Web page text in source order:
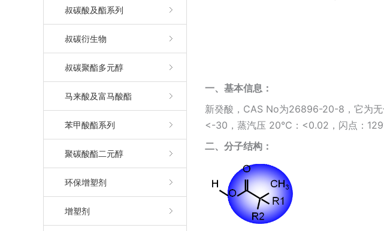
叔碳酸及酯系列
叔碳衍生物
叔碳聚酯多元醇
马来酸及富马酸酯
苯甲酸酯系列
聚碳酸酯二元醇
环保增塑剂
增塑剂
一、 基本信息：
新癸酸，CAS No为26896-20-8，它为
<-30，蒸汽压 20℃：<0.02，闪点：
二、分子结构：